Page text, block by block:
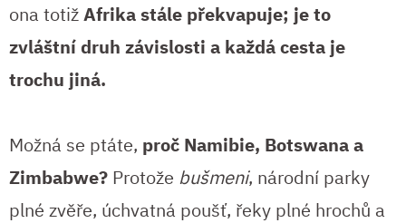
ona totižAfrika stále překvapuje; je to
zvláštní druh závislosti a každá cesta je
trochu jiná.
Možná se ptáte, proč Namibie, Botswana a
Zimbabwe? Protože bušmeni, národní parky
plné zvěře, úchvatná poušť, řeky plné hrochů a